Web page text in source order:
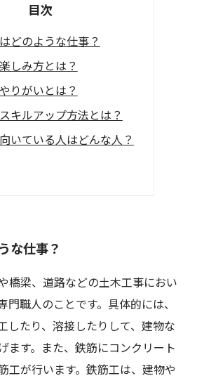
目次
どのような仕事？
しみ方とは？
りがいとは？
キルアップ方法とは？
いている人はどんな人？
な仕事？
橋梁、道路などの土木工事におい
門職人のことです。具体的には、
したり、溶接したりして、建物な
ます。また、鉄筋にコンクリート
工が行います。鉄筋工は、建物や